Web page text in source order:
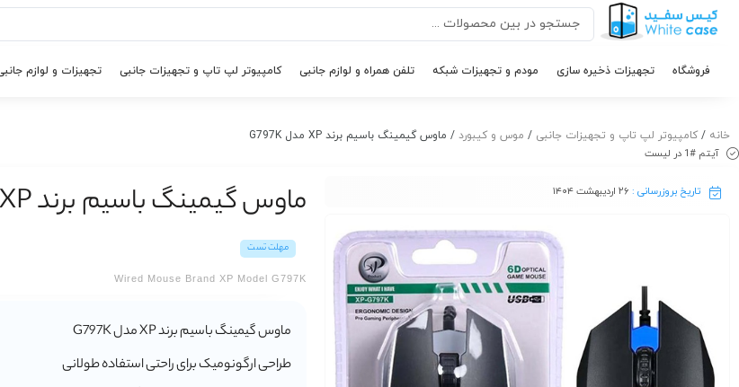
فروشگاه تجهیزات ذخیره سازی مودم و تجهیزات شبکه تلفن همراه و لوازم جانبی کامپیوتر لپ تاپ و تجهیزات جانبی تجهیزات و لوازم
خانه / کامپیوتر لپ تاپ و تجهیزات جانبی / موس و کیبورد / ماوس گیمینگ باسیم برند XP مدل G797K
آیتم #1 در لیست
تاریخ بروزرسانی : ۲۶ اردیبهشت ۱۴۰۴ ماوس گیمینگ باسیم برند XP مدل G797K
مهلت تست
Wired Mouse Brand XP Model G797K
ماوس گیمینگ باسیم برند XP مدل G797K
طراحی ارگونومیک برای راحتی استفاده طولانی